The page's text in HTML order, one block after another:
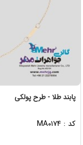
پابند طلا - طرح پولکی
کد : MA۰۱۷۴